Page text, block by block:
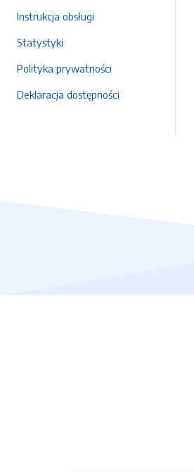
Instrukcja obsługi
Statystyki
Polityka prywatności
Deklaracja dostępności